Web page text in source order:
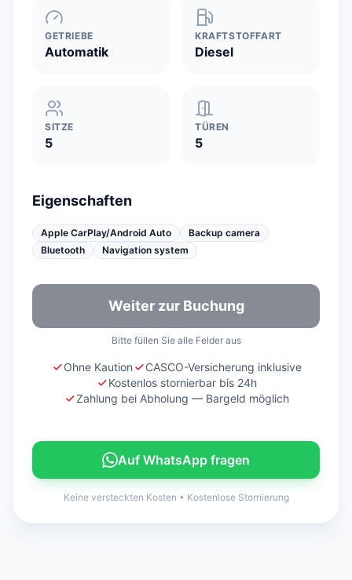
GETRIEBE
Automatik
KRAFTSTOFFART
Diesel
SITZE
5
TÜREN
5
Eigenschaften
Apple CarPlay/Android Auto
Backup camera
Bluetooth
Navigation system
Weiter zur Buchung
Bitte füllen Sie alle Felder aus
Ohne Kaution
CASCO-Versicherung inklusive
Kostenlos stornierbar bis 24h
Zahlung bei Abholung — Bargeld möglich
Auf WhatsApp fragen
Keine versteckten Kosten • Kostenlose Stornierung